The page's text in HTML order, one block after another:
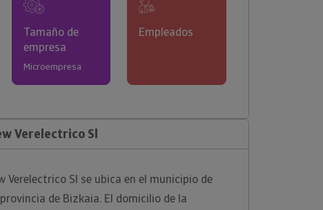
Tamaño de
empresa
Microempresa
Empleados
Verelectrico Sl
Verelectrico Sl se ubica en el municipio de
de Bizkaia. El domicilio de la